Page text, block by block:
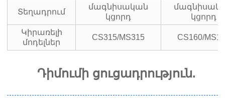
Տեղադրում
մագնիսական
կցորդ
կցորդ
Կիրառելի
մոդելներ
CS315/MS315 CS160/
Դիմումի ցուցադրություն.